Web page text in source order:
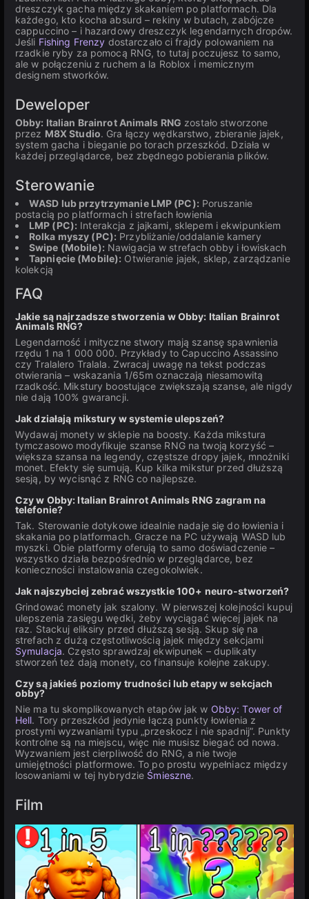
dreszczyk gacha między skakaniem po platformach. Dla
każdego, kto kocha absurd – rekiny w butach, zabójcze
cappuccino – i hazardowy dreszczyk legendarnych dropów.
Jeśli Fishing Frenzy dostarczało ci frajdy polowaniem na
rzadkie ryby za pomocą RNG, to tutaj poczujesz to samo,
ale w połączeniu z ruchem a la Roblox i memicznym
designem stworków.
Deweloper
Obby: Italian Brainrot Animals RNG zostało stworzone
przez M8X Studio. Gra łączy wędkarstwo, zbieranie jajek,
system gacha i bieganie po torach przeszkód. Działa w
każdej przeglądarce, bez zbędnego pobierania plików.
Sterowanie
WASD lub przytrzymanie LMP (PC): Poruszanie
postacią po platformach i strefach łowienia
LMP (PC): Interakcja z jajkami, sklepem i ekwipunkiem
Rolka myszy (PC): Przybliżanie/oddalanie kamery
Swipe (Mobile): Nawigacja w strefach obby i łowiskach
Tapnięcie (Mobile): Otwieranie jajek, sklep, zarządzanie
kolekcją
FAQ
Jakie są najrzadsze stworzenia w Obby: Italian Brainrot
Animals RNG?
Legendarność i mityczne stwory mają szansę spawnienia
rzędu 1 na 1 000 000. Przykłady to Capuccino Assassino
czy Tralalero Tralala. Zwracaj uwagę na tekst podczas
otwierania – wskazania 1/65m oznaczają niesamowitą
rzadkość. Mikstury boostujące zwiększają szanse, ale nigdy
nie dają 100% gwarancji.
Jak działają mikstury w systemie ulepszeń?
Wydawaj monety w sklepie na boosty. Każda mikstura
tymczasowo modyfikuje szanse RNG na twoją korzyść –
większa szansa na legendy, częstsze dropy jajek, mnożniki
monet. Efekty się sumują. Kup kilka mikstur przed dłuższą
sesją, by wycisnąć z RNG co najlepsze.
Czy w Obby: Italian Brainrot Animals RNG zagram na
telefonie?
Tak. Sterowanie dotykowe idealnie nadaje się do łowienia i
skakania po platformach. Gracze na PC używają WASD lub
myszki. Obie platformy oferują to samo doświadczenie –
wszystko działa bezpośrednio w przeglądarce, bez
konieczności instalowania czegokolwiek.
Jak najszybciej zebrać wszystkie 100+ neuro-stworzeń?
Grindować monety jak szalony. W pierwszej kolejności kupuj
ulepszenia zasięgu wędki, żeby wyciągać więcej jajek na
raz. Stackuj eliksiry przed dłuższą sesją. Skup się na
strefach z dużą częstotliwością jajek między sekcjami
Symulacja. Często sprawdzaj ekwipunek – duplikaty
stworzeń też dają monety, co finansuje kolejne zakupy.
Czy są jakieś poziomy trudności lub etapy w sekcjach
obby?
Nie ma tu skomplikowanych etapów jak w Obby: Tower of
Hell. Tory przeszkód jedynie łączą punkty łowienia z
prostymi wyzwaniami typu „przeskocz i nie spadnij”. Punkty
kontrolne są na miejscu, więc nie musisz biegać od nowa.
Wyzwaniem jest cierpliwość do RNG, a nie twoje
umiejętności platformowe. To po prostu wypełniacz między
losowaniami w tej hybrydzie Śmieszne.
Film